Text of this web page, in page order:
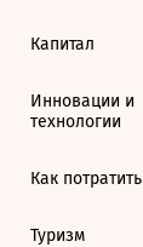
Капитал
Инновации и
технологии
Как потратить
Туризм